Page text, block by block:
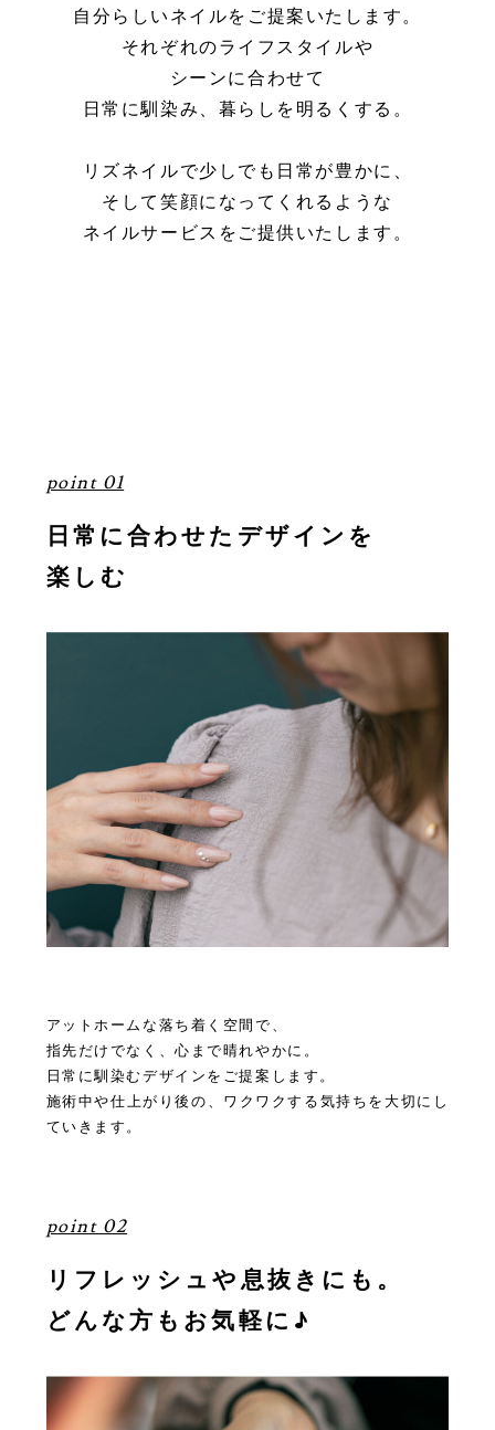
自分らしいネイルをご提案いたします。
それぞれのライフスタイルや
シーンに合わせて
日常に馴染み、暮らしを明るくする。
リズネイルで少しでも日常が豊かに、
そして笑顔になってくれるような
ネイルサービスをご提供いたします。
point 01
日常に合わせたデザインを
楽しむ
アットホームな落ち着く空間で、
指先だけでなく、心まで晴れやかに。
日常に馴染むデザインをご提案します。
施術中や仕上がり後の、ワクワクする気持ちを大切にし
ていきます。
point 02
リフレッシュや息抜きにも。
どんな方もお気軽に♪